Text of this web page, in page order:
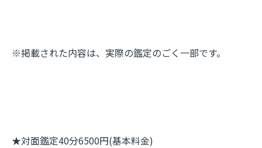
※掲載された内容は、実際の鑑定のごく一部です。
★対面鑑定40分6500円(基本料金)